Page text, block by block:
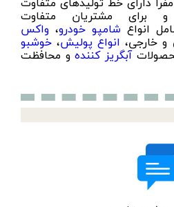
دارای خط تولیدهای متفاوت
و برای مشتریان متفاوت
انواع شامپو خودرو، واکس
و خارجی، انواع پولیش، خوشبو
آبگریز کنندهو محافظت